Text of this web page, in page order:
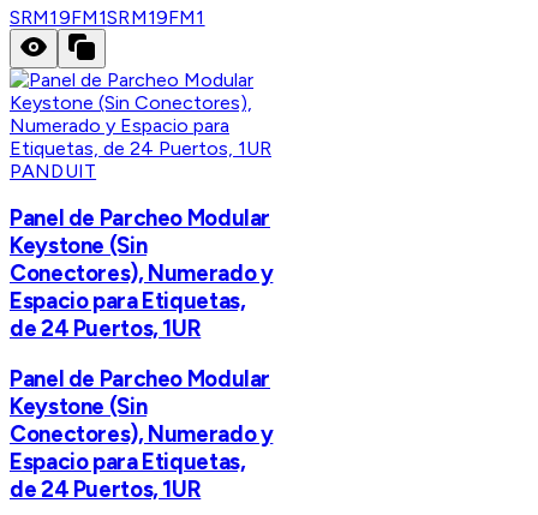
SRM19FM1SRM19FM1
PANDUIT
Panel de Parcheo Modular
Keystone (Sin
Conectores), Numerado y
Espacio para Etiquetas,
de 24 Puertos, 1UR
Panel de Parcheo Modular
Keystone (Sin
Conectores), Numerado y
Espacio para Etiquetas,
de 24 Puertos, 1UR